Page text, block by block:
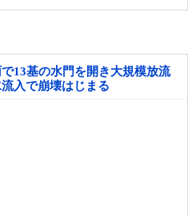
13基の水門を開き大規模放流
入で崩壊はじまる